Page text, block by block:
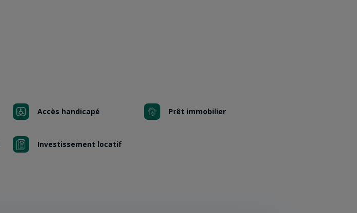
Accès handicapé Prêt immobilier
Investissement locatif